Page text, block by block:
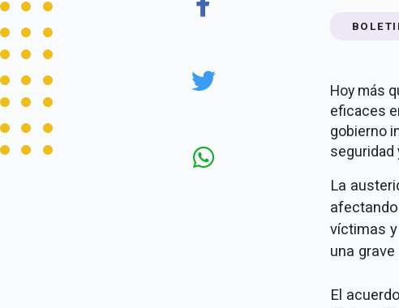
Hoy más
eficaces
gobierno
seguridad
La
víctimas
una
El